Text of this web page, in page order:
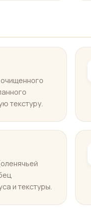
текстуру.
и текстуры.